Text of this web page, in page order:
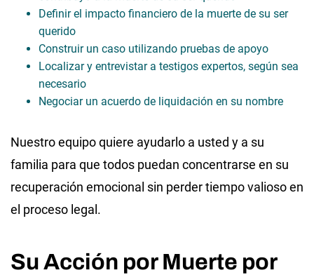
Definir el impacto financiero de la muerte de su ser
querido
Construir un caso utilizando pruebas de apoyo
Localizar y entrevistar a testigos expertos, según sea
necesario
Negociar un acuerdo de liquidación en su nombre
Nuestro equipo quiere ayudarlo a usted y a su
familia para que todos puedan concentrarse en su
recuperación emocional sin perder tiempo valioso en
el proceso legal.
Su Acción por Muerte por